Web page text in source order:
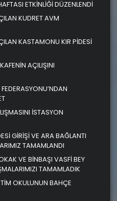
ETKİNLİĞİ DÜZENLENDİ
KUDRET AVM
KASTAMONU KIR PİDESİ
AÇILIŞINI
İSTASYON
GİRİŞİ VE ARA BAĞLANTI
TAMAMLANDI
VE BİNBAŞI VASFİ BEY
TAMAMLADIK
OKULUNUN BAHÇE